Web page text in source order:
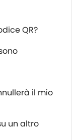
QR?
il mio
un altro